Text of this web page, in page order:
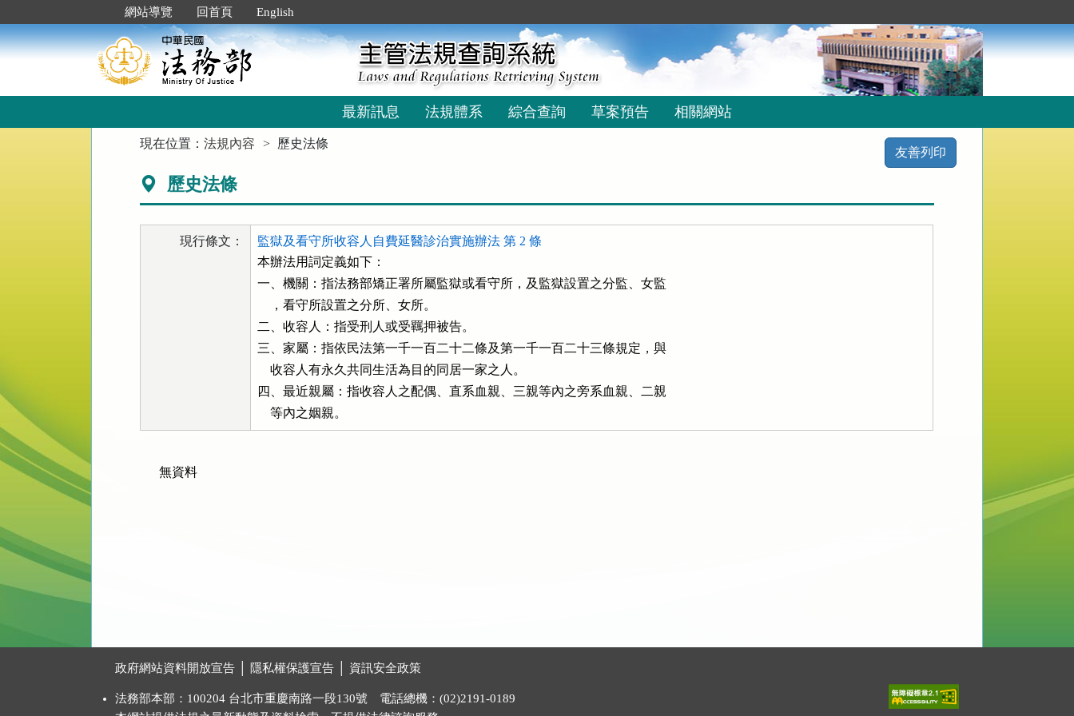
到
主
要
網站導覽 回首頁 English
最新訊息 法規體系 綜合查詢 草案預告 相關網站
現在位置：法規內容 歷史法條
友善列印
歷史法條
現行條文：
監獄及看守所收容人自費延醫診治實施辦法 第 2 條
本辦法用詞定義如下：
一、機關：指法務部矯正署所屬監獄或看守所，及監獄設置之分監、女監
    ，看守所設置之分所、女所。
二、收容人：指受刑人或受羈押被告。
三、家屬：指依民法第一千一百二十二條及第一千一百二十三條規定，與
    收容人有永久共同生活為目的同居一家之人。
四、最近親屬：指收容人之配偶、直系血親、三親等內之旁系血親、二親
    等內之姻親。
無資料
政府網站資料開放宣告 隱私權保護宣告 資訊安全政策
法務部本部：100204 台北市重慶南路一段130號 電話總機：(02)2191-0189